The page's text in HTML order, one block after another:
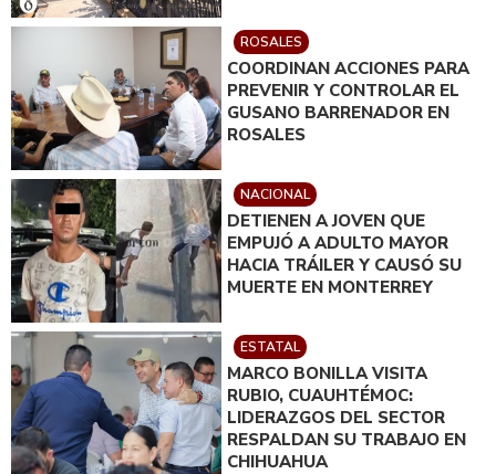
ROSALES
COORDINAN ACCIONES PARA
PREVENIR Y CONTROLAR EL
GUSANO BARRENADOR EN
ROSALES
NACIONAL
DETIENEN A JOVEN QUE
EMPUJÓ A ADULTO MAYOR
HACIA TRÁILER Y CAUSÓ SU
MUERTE EN MONTERREY
ESTATAL
MARCO BONILLA VISITA
RUBIO, CUAUHTÉMOC:
LIDERAZGOS DEL SECTOR
RESPALDAN SU TRABAJO EN
CHIHUAHUA